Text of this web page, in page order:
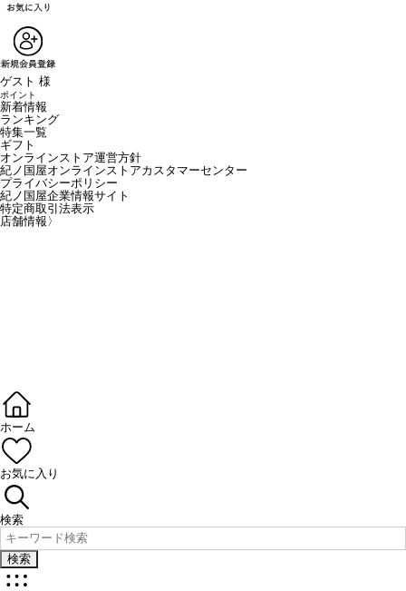
ゲスト 様
ポイント
新着情報
ランキング
特集一覧
ギフト
オンラインストア運営方針
紀ノ国屋オンラインストアカスタマーセンター
プライバシーポリシー
紀ノ国屋企業情報サイト
特定商取引法表示
店舗情報 〉
ホーム
お気に入り
検索
検索